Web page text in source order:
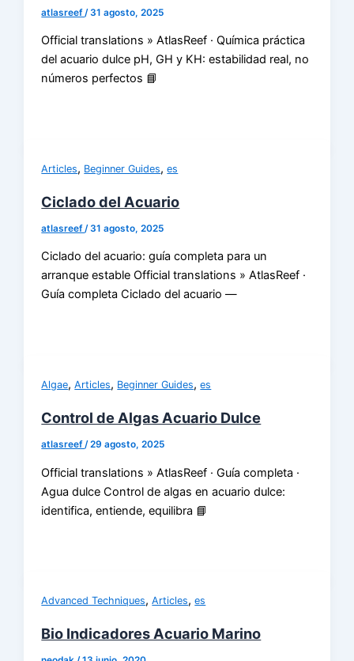
atlasreef /31 agosto, 2025
Official translations » AtlasReef · Química práctica
del acuario dulce pH, GH y KH: estabilidad real, no
números perfectos 📘
Articles, Beginner Guides,es
Ciclado del Acuario
atlasreef /31 agosto, 2025
Ciclado del acuario: guía completa para un
arranque estable Official translations » AtlasReef ·
Guía completa Ciclado del acuario —
Algae,Articles, Beginner Guides,es
Control de Algas Acuario Dulce
atlasreef/29 agosto, 2025
Official translations » AtlasReef · Guía completa ·
Agua dulce Control de algas en acuario dulce:
identifica, entiende, equilibra 📘
Advanced Techniques,Articles,es
Bio Indicadores Acuario Marino